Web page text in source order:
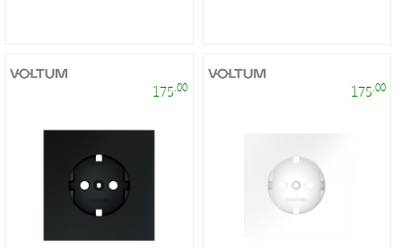
Светодиодная
лента/
неон
175 .00 175 .00